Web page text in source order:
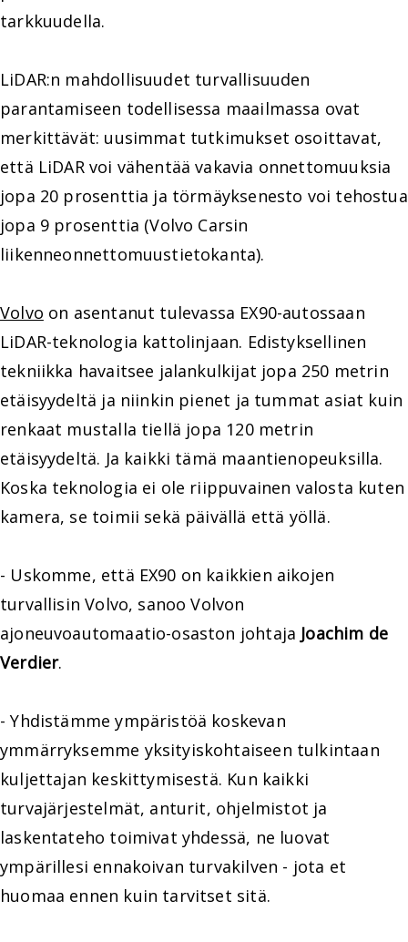
tarkkuudella.
LiDAR:n mahdollisuudet turvallisuuden
parantamiseen todellisessa maailmassa ovat
merkittävät: uusimmat tutkimukset osoittavat,
että LiDAR voi vähentää vakavia onnettomuuksia
jopa 20 prosenttia ja törmäyksenesto voi tehostua
jopa 9 prosenttia (Volvo Carsin
liikenneonnettomuustietokanta).
Volvo on asentanut tulevassa EX90-autossaan
LiDAR-teknologia kattolinjaan. Edistyksellinen
tekniikka havaitsee jalankulkijat jopa 250 metrin
etäisyydeltä ja niinkin pienet ja tummat asiat kuin
renkaat mustalla tiellä jopa 120 metrin
etäisyydeltä. Ja kaikki tämä maantienopeuksilla.
Koska teknologia ei ole riippuvainen valosta kuten
kamera, se toimii sekä päivällä että yöllä.
- Uskomme, että EX90 on kaikkien aikojen
turvallisin Volvo, sanoo Volvon
ajoneuvoautomaatio-osaston johtaja Joachim de
Verdier.
- Yhdistämme ympäristöä koskevan
ymmärryksemme yksityiskohtaiseen tulkintaan
kuljettajan keskittymisestä. Kun kaikki
turvajärjestelmät, anturit, ohjelmistot ja
laskentateho toimivat yhdessä, ne luovat
ympärillesi ennakoivan turvakilven - jota et
huomaa ennen kuin tarvitset sitä.